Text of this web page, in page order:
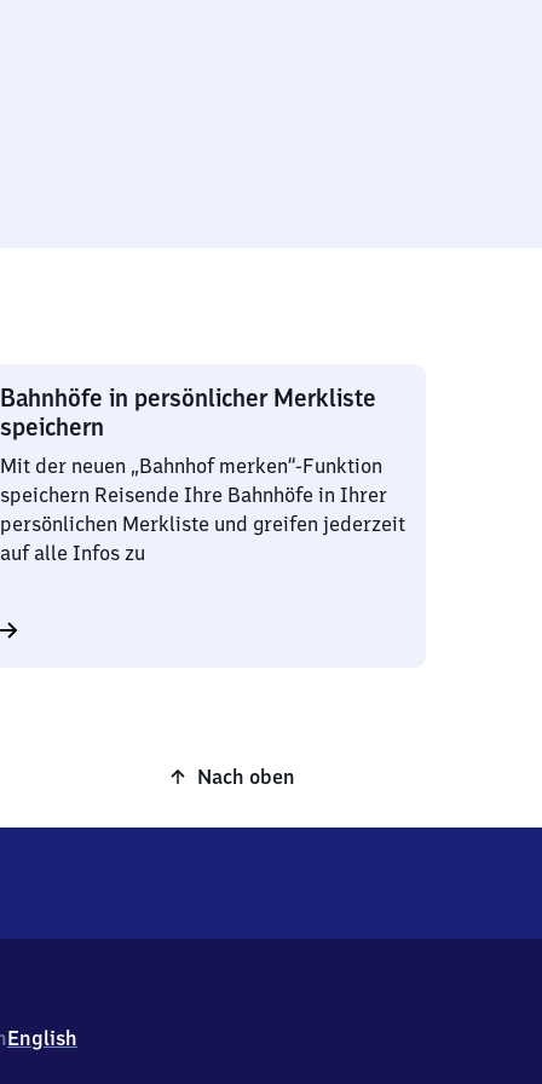
Bahnhöfe in persönlicher Merkliste
speichern
Mit der neuen „Bahnhof merken“-Funktion
speichern Reisende Ihre Bahnhöfe in Ihrer
persönlichen Merkliste und greifen jederzeit
auf alle Infos zu
Nach oben
English